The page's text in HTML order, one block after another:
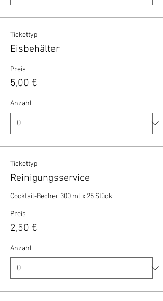
Tickettyp
Eisbehälter
Preis
5,00 €
Anzahl
Tickettyp
Reinigungsservice
Cocktail-Becher 300 ml x 25 Stück
Preis
2,50 €
Anzahl